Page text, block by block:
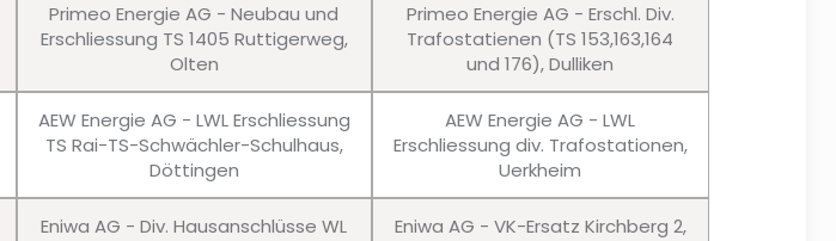
Primeo Energie AG - Neubau und
Erschliessung TS 1405 Ruttigerweg,
Olten
Primeo Energie AG - Erschl. Div.
Trafostatienen (TS 153,163,164
und 176), Dulliken
AEW Energie AG - LWL Erschliessung
TS Rai-TS-Schwächler-Schulhaus,
Döttingen
AEW Energie AG - LWL
Erschliessung div. Trafostationen,
Uerkheim
Eniwa AG - Div. Hausanschlüsse WL
Eniwa AG - VK-Ersatz Kirchberg 2,